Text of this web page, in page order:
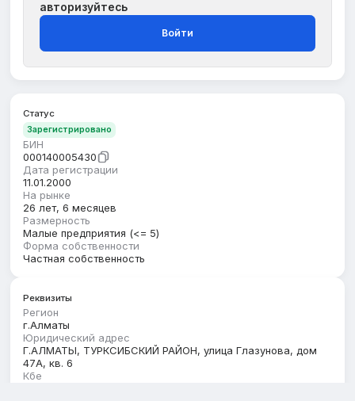
авторизуйтесь
Войти
Статус
Зарегистрировано
БИН
000140005430
Дата регистрации
11.01.2000
На рынке
26 лет, 6 месяцев
Размерность
Малые предприятия (<= 5)
Форма собственности
Частная собственность
Реквизиты
Регион
г.Алматы
Юридический адрес
Г.АЛМАТЫ, ТУРКСИБСКИЙ РАЙОН, улица Глазунова, дом
47А, кв. 6
Кбе